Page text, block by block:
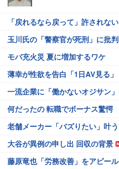
「戻れるなら戻って」許されない
玉川氏の「警察官が死刑」に批判
モバ充火災 夏に増加するワケ
薄幸が性欲を告白「1日AV見る」
一流企業に「働かないオジサン」
何だったの 転職でボーナス驚愕
老舗メーカー「バズりたい」叶う
大谷が異例の申し出 回収の背景
藤原竜也「労務改善」をアピール